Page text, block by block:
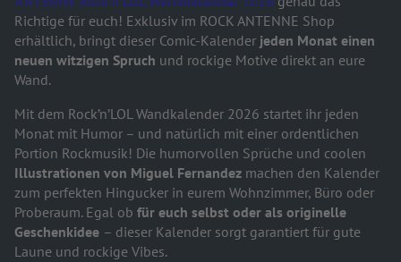
Richtige für euch! Exklusiv im ROCK ANTENNE Shop
erhältlich, bringt dieser Comic-Kalender jeden Monat einen
neuen witzigen Spruch und rockige Motive direkt an eure
Wand.
Mit dem Rock’n’LOL Wandkalender 2026 startet ihr jeden
Monat mit Humor – und natürlich mit einer ordentlichen
Portion Rockmusik! Die humorvollen Sprüche und coolen
Illustrationen von Miguel Fernandez machen den Kalender
zum perfekten Hingucker in eurem Wohnzimmer, Büro oder
Proberaum. Egal ob für euch selbst oder als originelle
Geschenkidee – dieser Kalender sorgt garantiert für gute
Laune und rockige Vibes.